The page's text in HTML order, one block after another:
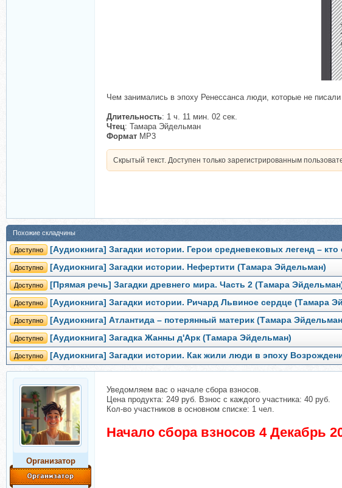
Чем занимались в эпоху Ренессанса люди, которые не писали
Длительность: 1 ч. 11 мин. 02 сек.
Чтец: Тамара Эйдельман
Формат MP3
Скрытый текст. Доступен только зарегистрированным
Похожие складчины
Доступно [Аудиокнига] Загадки истории. Герои средневековых легенд –
Доступно [Аудиокнига] Загадки истории. Нефертити (Тамара Эйдельман)
Доступно [Прямая речь] Загадки древнего мира. Часть 2 (Тамара
Доступно [Аудиокнига] Загадки истории. Ричард Львиное сердце (Тамара
Доступно [Аудиокнига] Атлантида – потерянный материк (Тамара
Доступно [Аудиокнига] Загадка Жанны д'Арк (Тамара Эйдельман)
Доступно [Аудиокнига] Загадки истории. Как жили люди в эпоху
Организатор
Уведомляем вас о начале сбора взносов.
Цена продукта: 249 руб. Взнос с каждого участника: 40 руб.
Кол-во участников в основном списке: 1 чел.
Начало сбора взносов 4 Декабрь